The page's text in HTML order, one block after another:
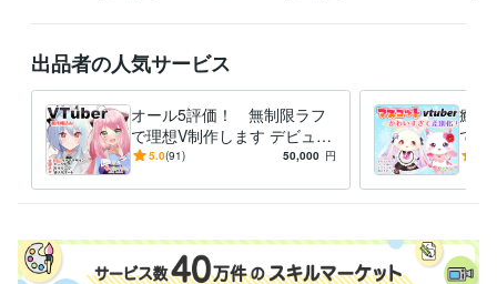
出品者の人気サービス
オール5評価！ 無制限ラフ
で理想V制作します デビュー
まで完全サポート！著作権込
5.0(91) 50,000 円
癒し
でフ
メの